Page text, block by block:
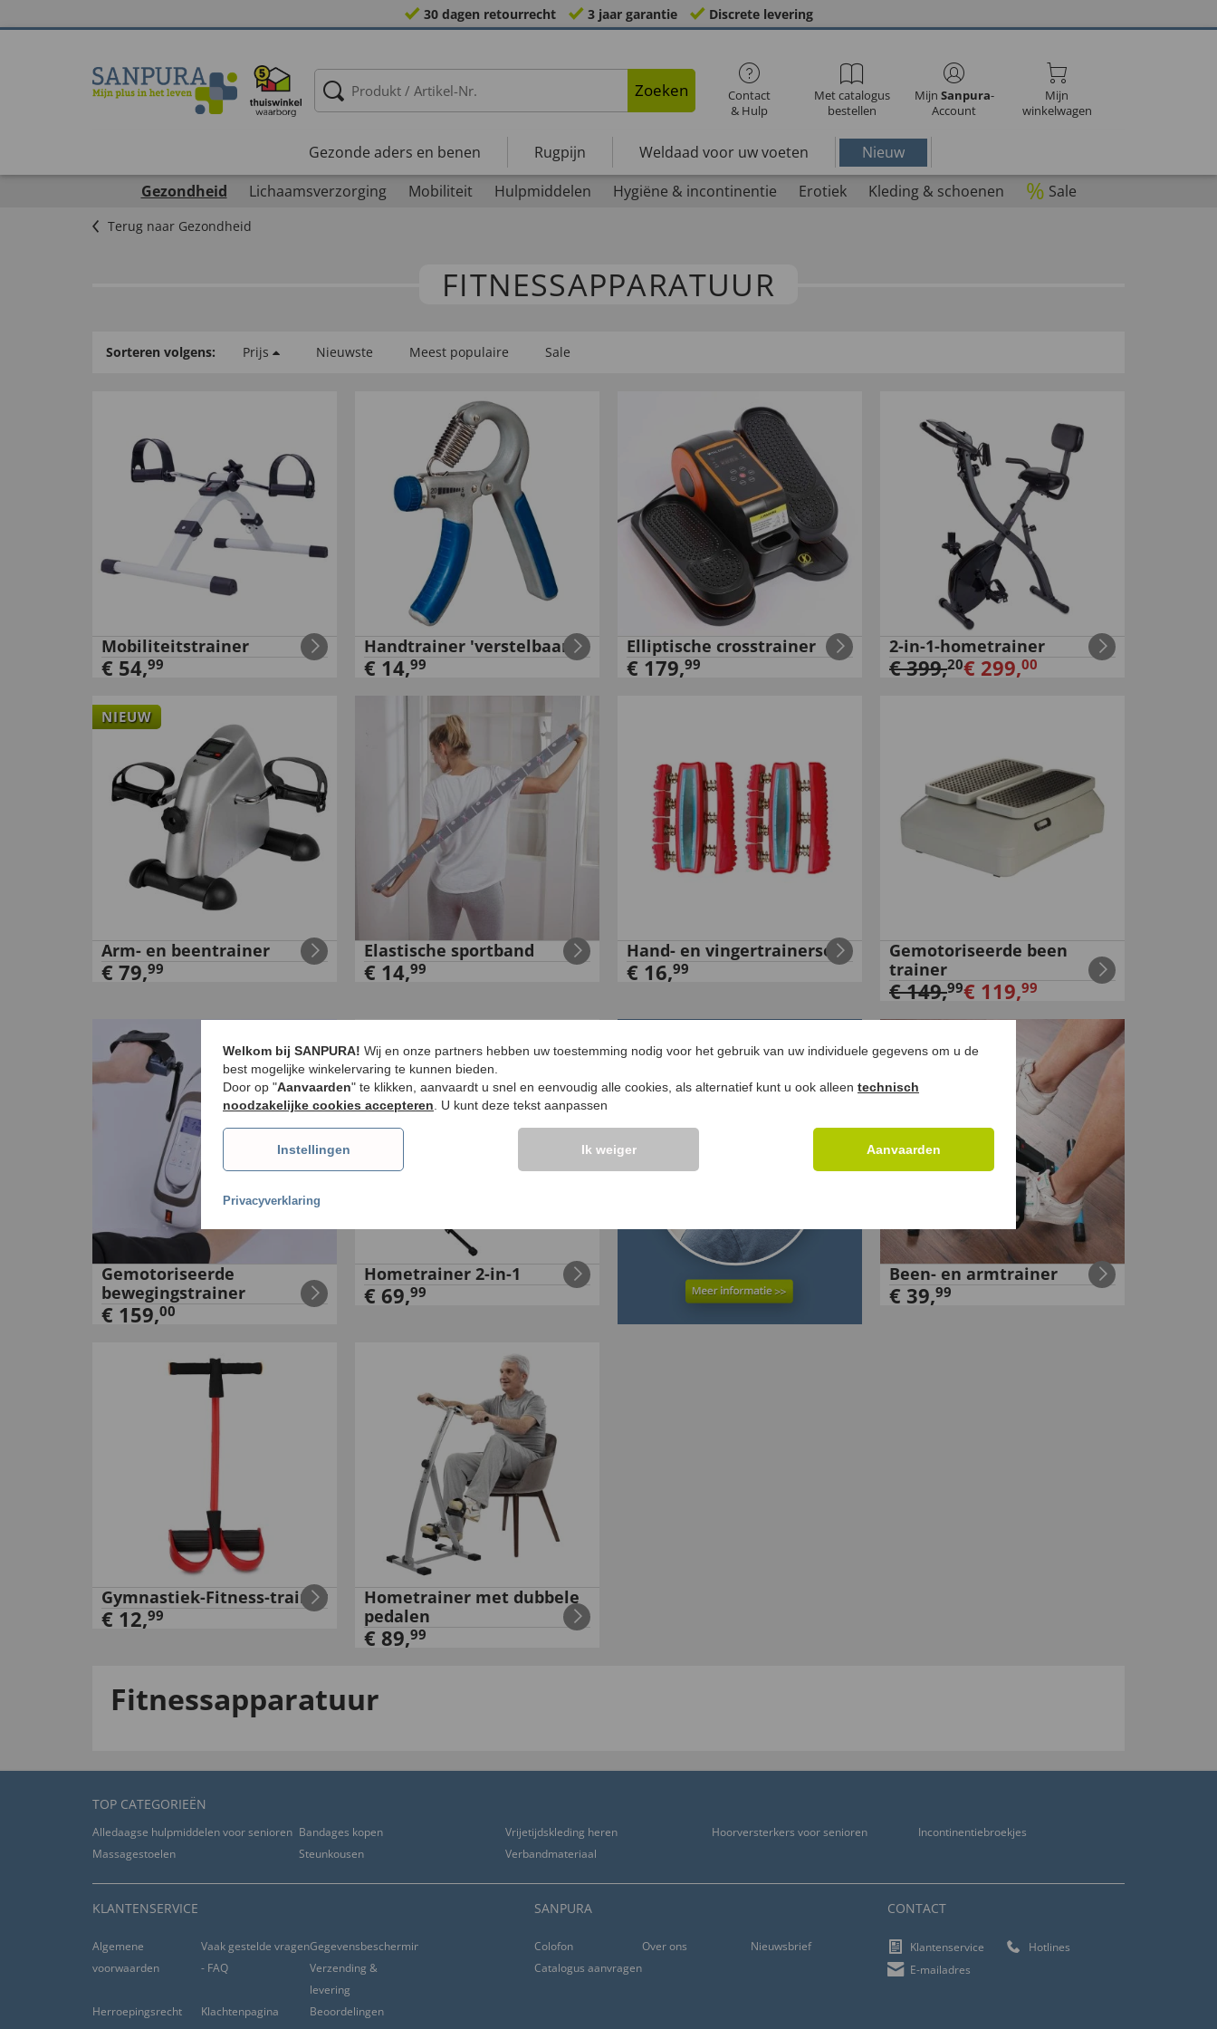
30 dagen retourrecht 3 jaar garantie Discrete levering
Zoeken
Contact
& Hulp
Met catalogus
bestellen
Mijn Sanpura-
Account
Mijn
winkelwagen
Gezonde aders en benen Rugpijn Weldaad voor uw voeten
Nieuw
Gezondheid
Lichaamsverzorging Mobiliteit Hulpmiddelen Hygiëne & incontinentie Erotiek Kleding & schoenen % Sale
Terug naar Gezondheid
FITNESS­APPARATUUR
Sorteren volgens: Prijs Nieuwste Meest populaire Sale
Mobiliteitstrainer
€ 54,99
Handtrainer 'verstelbaar'
€ 14,99
Elliptische crosstrainer
€ 179,99
2-in-1-hometrainer
€399,20€ 299,00
NIEUW
Arm- en beentrainer
€ 79,99
Elastische sportband
€ 14,99
Hand- en vingertrainerset
€ 16,99
Gemotoriseerde been
trainer
€149,99€ 119,99
Gemotoriseerde
bewegingstrainer
€ 159,00
Hometrainer 2-in-1
€ 69,99
Been- en armtrainer
€ 39,99
Gymnastiek-Fitness-trainer
€ 12,99
Hometrainer met dubbele
pedalen
€ 89,99
Fitnessapparatuur
TOP CATEGORIEËN
Alledaagse hulpmiddelen voor senioren Bandages kopen Vrijetijdskleding heren Hoorversterkers voor senioren
Incontinentiebroekjes
Massagestoelen
Steunkousen Verbandmateriaal
KLANTENSERVICE
Algemene
voorwaarden
Vaak gestelde vragen
- FAQ
Gegevensbescherming
Verzending &
levering
Herroepingsrecht
Klachtenpagina Beoordelingen
SANPURA
Colofon Over ons
Nieuwsbrief
Catalogus aanvragen
CONTACT
Klantenservice
Hotlines
E-mailadres
Welkom bij SANPURA! Wij en onze partners hebben uw toestemming nodig voor het gebruik van uw individuele gegevens om u de
best mogelijke winkelervaring te kunnen bieden.
Door op "Aanvaarden" te klikken, aanvaardt u snel en eenvoudig alle cookies, als alternatief kunt u ook alleen technisch
noodzakelijke cookies accepteren . U kunt deze tekst aanpassen
Instellingen Ik weiger Aanvaarden
Privacyverklaring